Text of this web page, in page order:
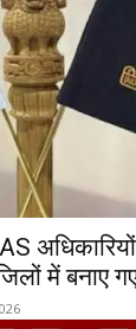
में बनाए